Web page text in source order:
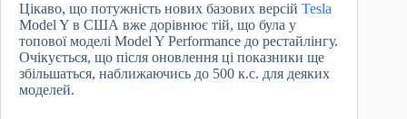
Цікаво, що потужність нових базових версій Tesla
Model Y в США вже дорівнює тій, що була у
топової моделі Model Y Performance до рестайлінгу.
Очікується, що після оновлення ці показники ще
збільшаться, наближаючись до 500 к.с. для деяких
моделей.